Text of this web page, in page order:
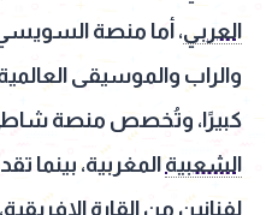
العربي، أما منصة
والراب والموسيقى
كبيرًا، وتُخصص منصة
الشعبية المغربية، بينما
لفنانين من القارة